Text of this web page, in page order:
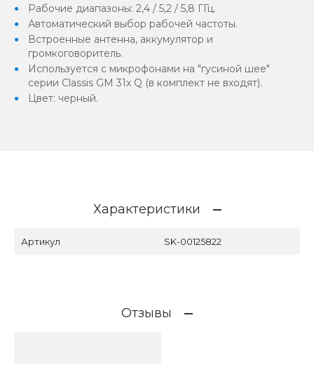
Рабочие диапазоны: 2,4 / 5,2 / 5,8 ГГц.
Автоматический выбор рабочей частоты.
Встроенные антенна, аккумулятор и
громкоговоритель.
Используется с микрофонами на "гусиной шее"
серии Classis GM 31x Q (в комплект не входят).
Цвет: черный.
Характеристики
Артикул SK-00125822
Отзывы